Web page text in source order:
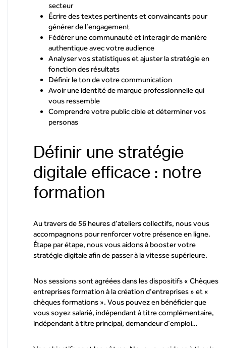
secteur
Écrire des textes pertinents et convaincants pour
générer de l’engagement
Fédérer une communauté et interagir de manière
authentique avec votre audience
Analyser vos statistiques et ajuster la stratégie en
fonction des résultats
Définir le ton de votre communication
Avoir une identité de marque professionnelle qui
vous ressemble
Comprendre votre public cible et déterminer vos
personas
Définir une stratégie
digitale efficace : notre
formation
Au travers de 56 heures d’ateliers collectifs, nous vous
accompagnons pour renforcer votre présence en ligne.
Étape par étape, nous vous aidons à booster votre
stratégie digitale afin de passer à la vitesse supérieure.
Nos sessions sont agréées dans les dispositifs « Chèques
entreprises formation à la création d’entreprises » et «
chèques formations ». Vous pouvez en bénéficier que
vous soyez salarié, indépendant à titre complémentaire,
indépendant à titre principal, demandeur d’emploi…